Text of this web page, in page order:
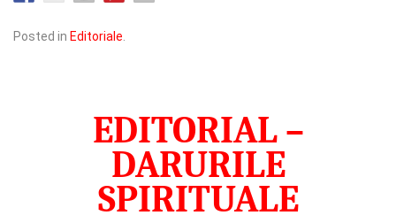
Posted in Editoriale.
EDITORIAL –
DARURILE
SPIRITUALE